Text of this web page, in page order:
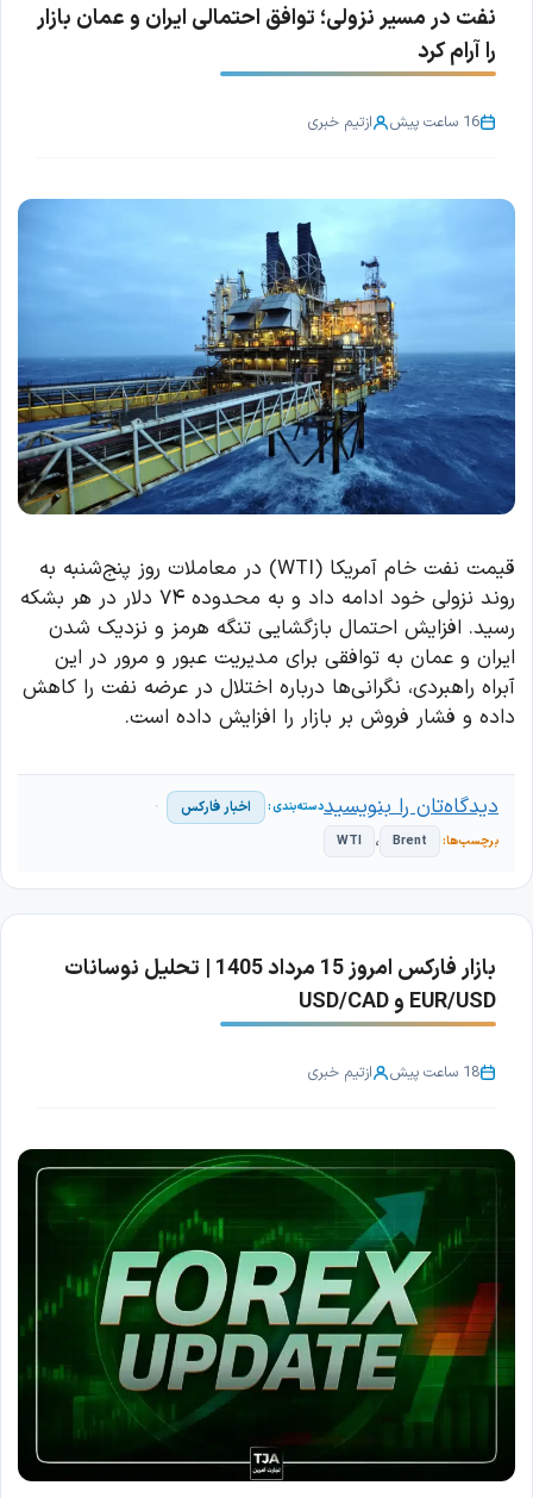
نفت در مسیر نزولی؛ توافق احتمالی ایران و عمان بازار
را آرام کرد
16 ساعت پیش ازتیم خبری
قیمت نفت خام آمریکا (WTI) در معاملات روز پنج‌شنبه به
روند نزولی خود ادامه داد و به محدوده ۷۴ دلار در هر بشکه
رسید. افزایش احتمال بازگشایی تنگه هرمز و نزدیک شدن
ایران و عمان به توافقی برای مدیریت عبور و مرور در این
آبراه راهبردی، نگرانی‌ها درباره اختلال در عرضه نفت را کاهش
داده و فشار فروش بر بازار را افزایش داده است.
اخبار فارکس
Brent ، WTI
دیدگاه‌تان را بنویسید
بازار فارکس امروز 15 مرداد 1405 | تحلیل نوسانات
EUR/USD و USD/CAD
18 ساعت پیش ازتیم خبری